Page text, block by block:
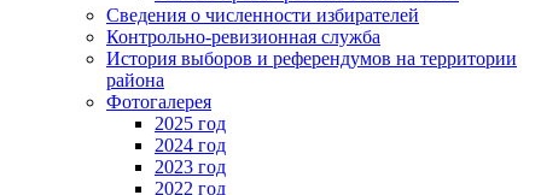
Сведения о численности избирателей
Контрольно-ревизионная служба
История выборов и референдумов на территории
района
Фотогалерея
2025 год
2024 год
2023 год
2022 год